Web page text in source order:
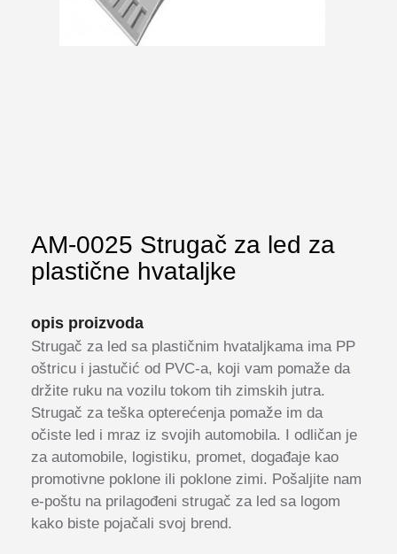
AM-0025 Strugač za led za
plastične hvataljke
opis proizvoda
Strugač za led sa plastičnim hvataljkama ima PP
oštricu i jastučić od PVC-a, koji vam pomaže da
držite ruku na vozilu tokom tih zimskih jutra.
Strugač za teška opterećenja pomaže im da
očiste led i mraz iz svojih automobila. I odličan je
za automobile, logistiku, promet, događaje kao
promotivne poklone ili poklone zimi. Pošaljite nam
e-poštu na prilagođeni strugač za led sa logom
kako biste pojačali svoj brend.